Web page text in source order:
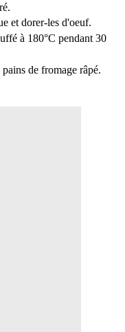
et dorer-les d'oeuf.
à 180°C pendant 30
de fromage râpé.